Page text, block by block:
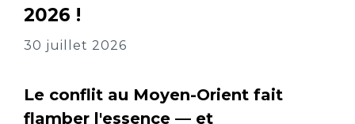
2026 !
30 juillet 2026
Le conflit au Moyen-Orient fait
flamber l'essence — et